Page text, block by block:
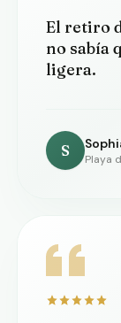
El retiro
no sabía
ligera.
S Playa